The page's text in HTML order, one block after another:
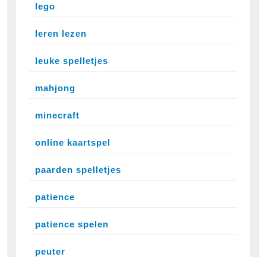
lego
leren lezen
leuke spelletjes
mahjong
minecraft
online kaartspel
paarden spelletjes
patience
patience spelen
peuter